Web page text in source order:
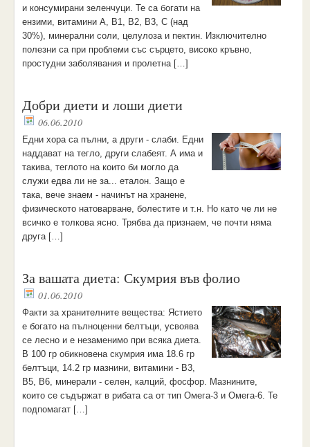
и консумирани зеленчуци. Те са богати на
ензими, витамини А, B1, B2, B3, С (над
30%), минерални соли, целулоза и пектин. Изключително
полезни са при проблеми със сърцето, високо кръвно,
простудни заболявания и пролетна […]
Добри диети и лоши диети
06.06.2010
Едни хора са пълни, а други - слаби. Едни
наддават на тегло, други слабеят. А има и
такива, теглото на които би могло да
служи едва ли не за... еталон. Защо е
така, вече знаем - начинът на хранене,
физическото натоварване, болестите и т.н. Но като че ли не
всичко е толкова ясно. Трябва да признаем, че почти няма
друга […]
За вашата диета: Скумрия във фолио
01.06.2010
Факти за хранителните вещества: Ястието
е богато на пълноценни белтъци, усвоява
се лесно и е незаменимо при всяка диета.
В 100 гр обикновена скумрия има 18.6 гр
белтъци, 14.2 гр мазнини, витамини - B3,
B5, B6, минерали - селен, калций, фосфор. Мазнините,
които се съдържат в рибата са от тип Омега-3 и Омега-6. Те
подпомагат […]